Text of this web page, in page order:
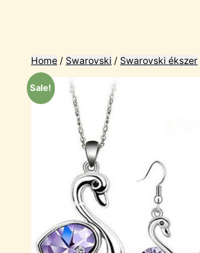
Home / Swarovski / Swarovski ékszer
Sale!